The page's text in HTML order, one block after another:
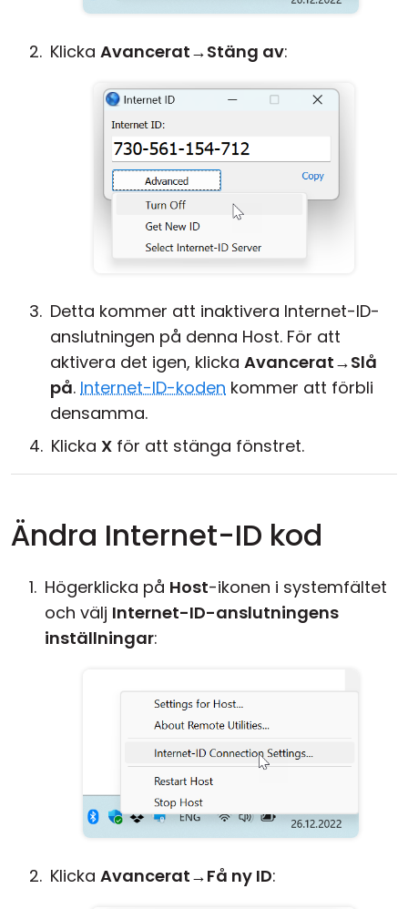
Klicka Avancerat→Stäng av:
Detta kommer att inaktivera Internet-ID-
anslutningen på denna Host. För att
aktivera det igen, klicka Avancerat→Slå
på. Internet-ID-koden kommer att förbli
densamma.
Klicka X för att stänga fönstret.
Ändra Internet-ID kod
Högerklicka på Host-ikonen i systemfältet
och välj Internet-ID-anslutningens
inställningar:
Klicka Avancerat→Få ny ID: